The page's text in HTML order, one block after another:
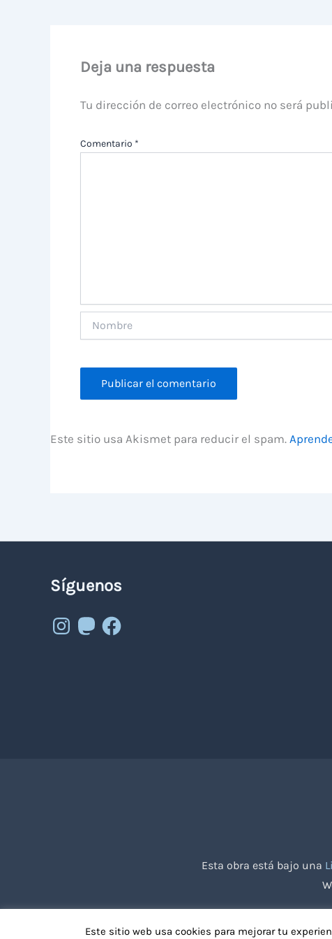
Deja una respuesta
Tu dirección de correo electrónico no será
Comentario *
Este sitio usa Akismet para reducir el spam.
Síguenos
Instagram
MastodonFacebook
Esta obra está bajo una
Este sitio web usa cookies para mejorar tu